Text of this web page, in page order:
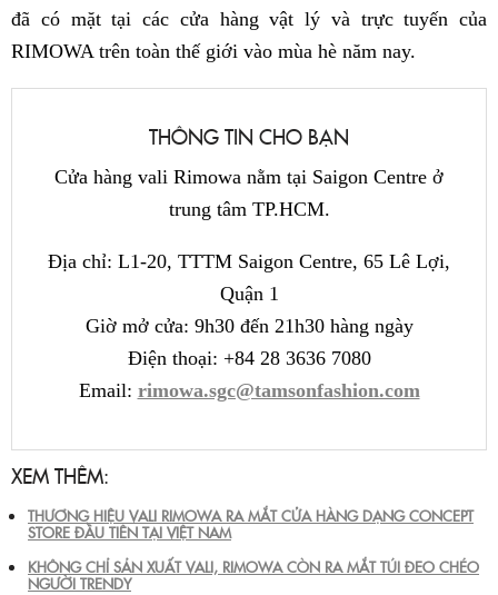
đã có mặt tại các cửa hàng vật lý và trực tuyến của
RIMOWA trên toàn thế giới vào mùa hè năm nay.
THÔNG TIN CHO BẠN
Cửa hàng vali Rimowa nằm tại Saigon Centre ở
trung tâm TP.HCM.
Địa chỉ: L1-20, TTTM Saigon Centre, 65 Lê Lợi,
Quận 1
Giờ mở cửa: 9h30 đến 21h30 hàng ngày
Điện thoại: +84 28 3636 7080
Email: rimowa.sgc@tamsonfashion.com
XEM THÊM:
THƯƠNG HIỆU VALI RIMOWA RA MẮT CỬA HÀNG DẠNG CONCEPT
STORE ĐẦU TIÊN TẠI VIỆT NAM
KHÔNG CHỈ SẢN XUẤT VALI, RIMOWA CÒN RA MẮT TÚI ĐEO CHÉO
NGƯỜI TRENDY